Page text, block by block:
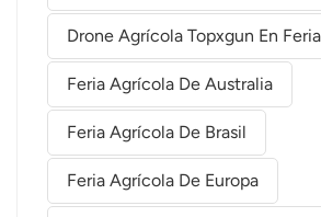
Drone Agrícola Topxgun En Feria
Feria Agrícola De Australia
Feria Agrícola De Brasil
Feria Agrícola De Europa